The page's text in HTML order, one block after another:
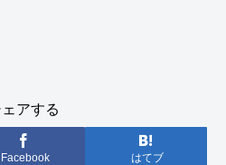
ェアする
Facebook はてブ